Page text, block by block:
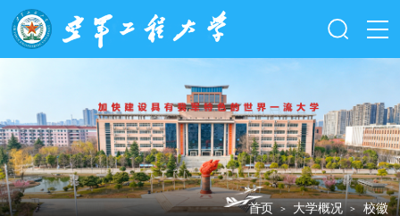
首页 ＞ 大学概况 ＞ 校徽